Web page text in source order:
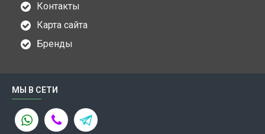
Контакты
Карта сайта
Бренды
МЫ В СЕТИ